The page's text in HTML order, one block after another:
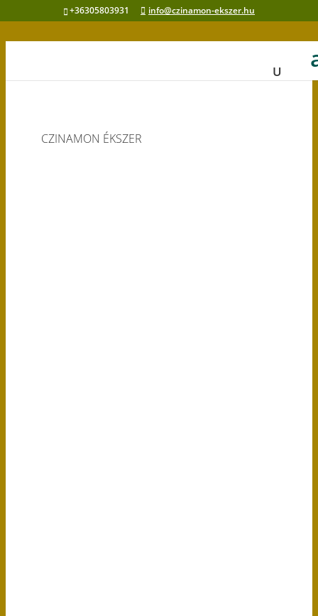
+36305803931 info@czinamon-ekszer.hu
CZINAMON ÉKSZER